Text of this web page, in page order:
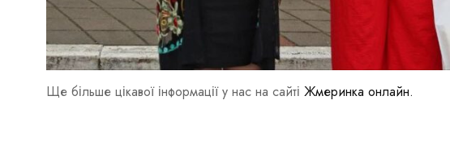
Ще більше цікавої інформації у нас на сайті Жмеринка онлайн.